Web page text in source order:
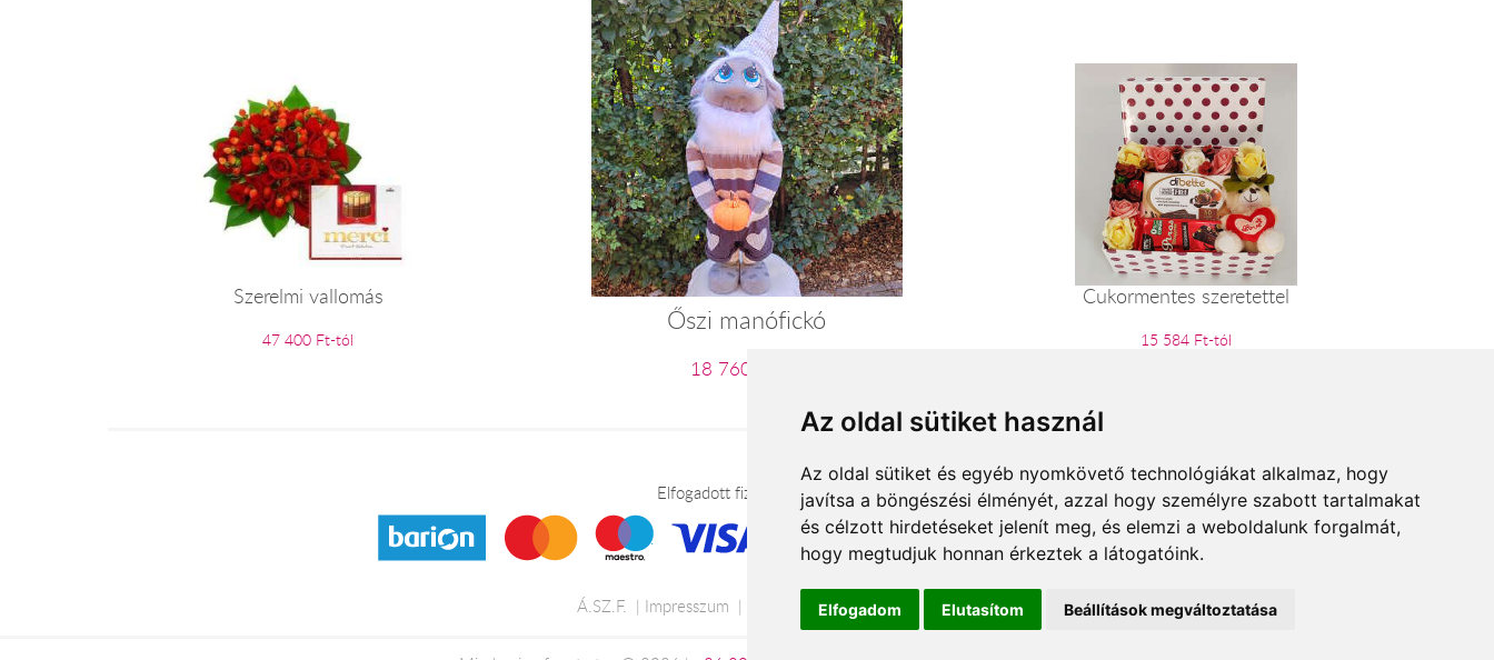
Az oldal sütiket használ
Az oldal sütiket és egyéb nyomkövető technológiákat alkalmaz, hogy
javítsa a böngészési élményét, azzal hogy személyre szabott tartalmakat
és célzott hirdetéseket jelenít meg, és elemzi a weboldalunk forgalmát,
hogy megtudjuk honnan érkeztek a látogatóink.
Elfogadom Elutasítom Beállítások megváltoztatása
Szerelmi vallomás
47 400 Ft-tól
Őszi manófickó
18 760 Ft-tól
Cukormentes szeretettel
15 584 Ft-tól
Elfogadott fizetési módok
Á.SZ.F. Impresszum Adatkezelési tájékoztató